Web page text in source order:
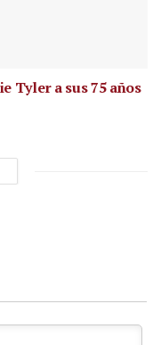
Tyler a sus 75 años